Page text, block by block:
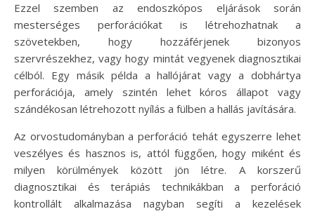
Ezzel szemben az endoszkópos eljárások során
mesterséges perforációkat is létrehozhatnak a
szövetekben, hogy hozzáférjenek bizonyos
szervrészekhez, vagy hogy mintát vegyenek diagnosztikai
célból. Egy másik példa a hallójárat vagy a dobhártya
perforációja, amely szintén lehet kóros állapot vagy
szándékosan létrehozott nyílás a fülben a hallás javítására.
Az orvostudományban a perforáció tehát egyszerre lehet
veszélyes és hasznos is, attól függően, hogy miként és
milyen körülmények között jön létre. A korszerű
diagnosztikai és terápiás technikákban a perforáció
kontrollált alkalmazása nagyban segíti a kezelések